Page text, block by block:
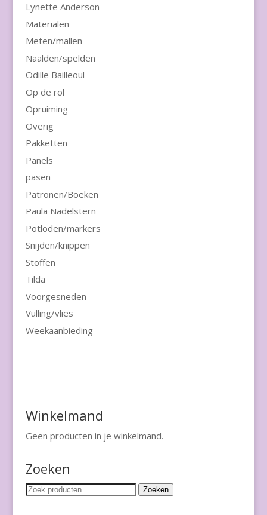
Lynette Anderson
Materialen
Meten/mallen
Naalden/spelden
Odille Bailleoul
Op de rol
Opruiming
Overig
Pakketten
Panels
pasen
Patronen/Boeken
Paula Nadelstern
Potloden/markers
Snijden/knippen
Stoffen
Tilda
Voorgesneden
Vulling/vlies
Weekaanbieding
Winkelmand
Geen producten in je winkelmand.
Zoeken
Zoeken
Zoeken